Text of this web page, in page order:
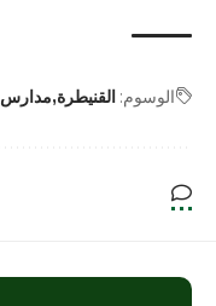
الوسوم: القنيطرة مدارس